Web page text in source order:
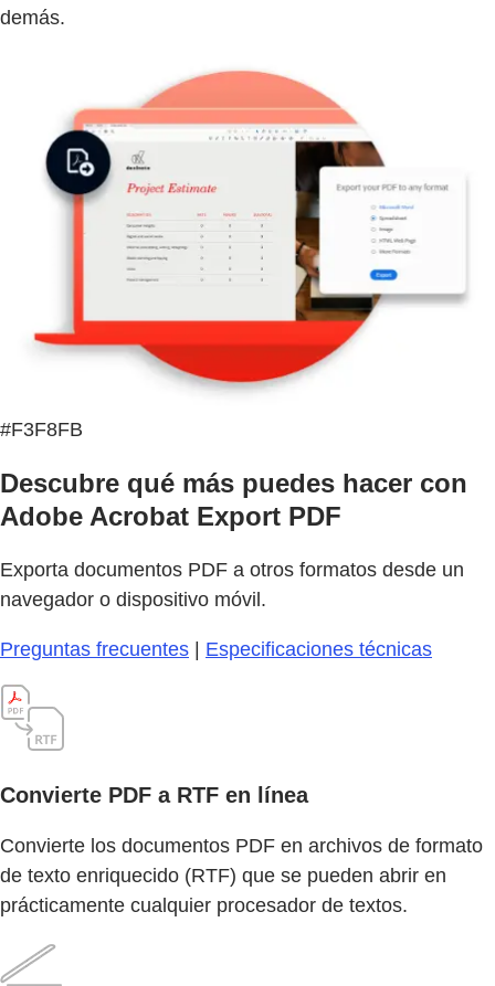
demás.
#F3F8FB
Descubre qué más puedes hacer con
Adobe Acrobat Export PDF
Exporta documentos PDF a otros formatos desde un
navegador o dispositivo móvil.
Preguntas frecuentes Especificaciones técnicas
Convierte PDF a RTF en línea
Convierte los documentos PDF en archivos de formato
de texto enriquecido (RTF) que se pueden abrir en
prácticamente cualquier procesador de textos.